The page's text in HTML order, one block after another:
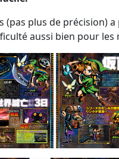
(pas plus de précision)
aussi bien pour les